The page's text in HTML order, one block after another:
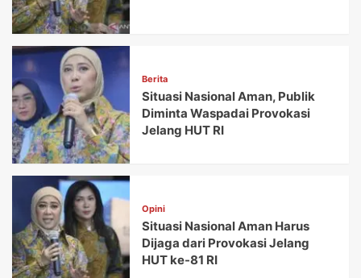
Berita
Situasi Nasional Aman, Publik
Diminta Waspadai Provokasi
Jelang HUT RI
Opini
Situasi Nasional Aman Harus
Dijaga dari Provokasi Jelang
HUT ke-81 RI